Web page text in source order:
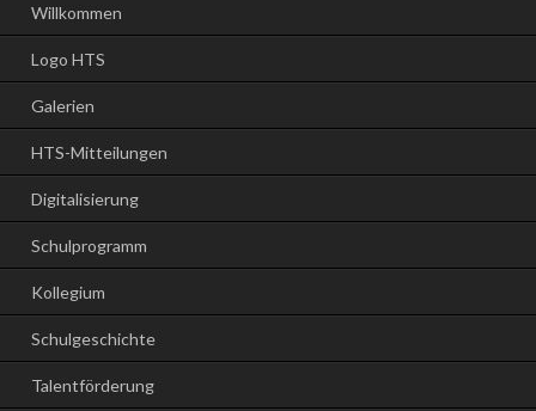
Willkommen
Logo HTS
Galerien
HTS-Mitteilungen
Digitalisierung
Schulprogramm
Kollegium
Schulgeschichte
Talentförderung